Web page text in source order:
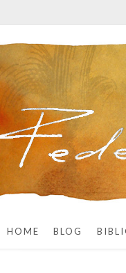
HOME BLOG